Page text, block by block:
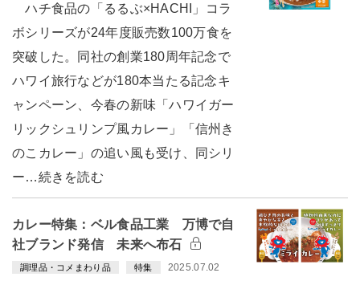
ハチ食品の「るるぶ×HACHI」コラ
ボシリーズが24年度販売数100万食を
突破した。同社の創業180周年記念で
ハワイ旅行などが180本当たる記念キ
ャンペーン、今春の新味「ハワイガー
リックシュリンプ風カレー」「信州き
のこカレー」の追い風も受け、同シリ
ー…続きを読む
カレー特集：ベル食品工業 万博で自
社ブランド発信 未来へ布石
調理品・コメまわり品 特集 2025.07.02